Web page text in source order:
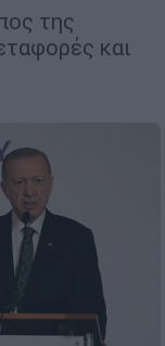
της
και